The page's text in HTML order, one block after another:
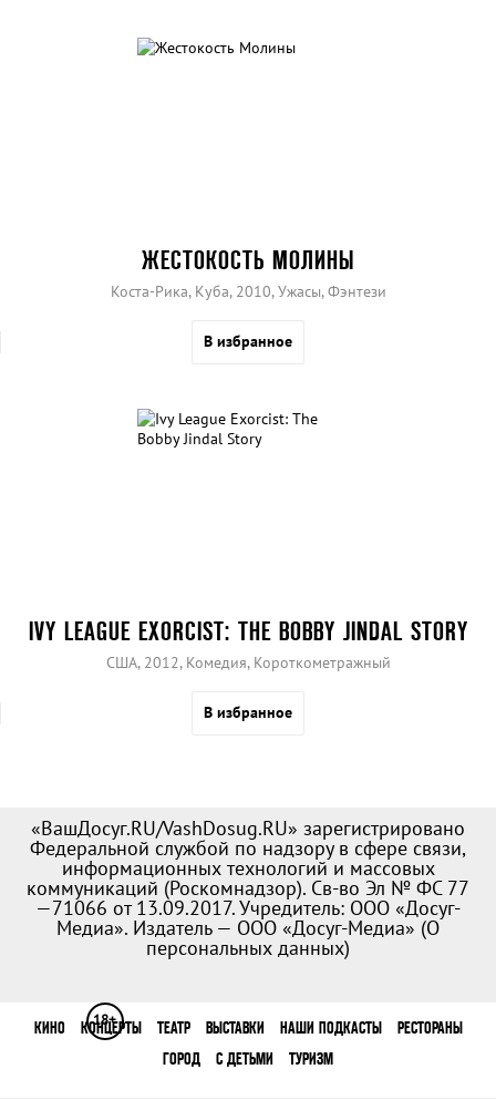
ЖЕСТОКОСТЬ МОЛИНЫ
Коста-Рика, Куба, 2010, Ужасы, Фэнтези
В избранное
IVY LEAGUE EXORCIST: THE BOBBY JINDAL STORY
США, 2012, Комедия, Короткометражный
В избранное
«ВашДосуг.RU/VashDosug.RU» зарегистрировано
Федеральной службой по надзору в сфере связи,
информационных технологий и массовых
коммуникаций (Роскомнадзор). Св-во Эл № ФС 77
—71066 от 13.09.2017. Учредитель: ООО «Досуг-
Медиа». Издатель — ООО «Досуг-Медиа» (О
персональных данных)
18+
КИНО КОНЦЕРТЫ ТЕАТР ВЫСТАВКИ НАШИ ПОДКАСТЫ
РЕСТОРАНЫ
ГОРОД
С ДЕТЬМИ ТУРИЗМ